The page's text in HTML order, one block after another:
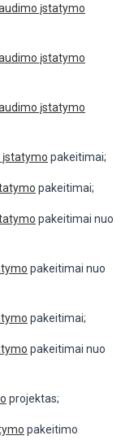
įstatymo
įstatymo
įstatymo
įstatymo pakeitimai;
pakeitimai;
pakeitimai nuo
pakeitimai nuo
pakeitimai;
pakeitimai nuo
projektas;
pakeitimo